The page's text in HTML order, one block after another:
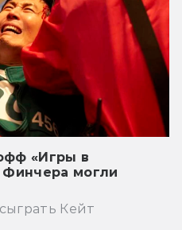
«Игры в
могли
Кейт